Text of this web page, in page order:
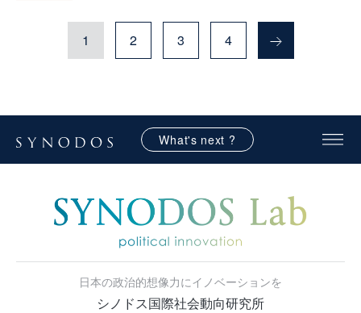
1 2 3 4
What's next ?
日本の政治的想像力にイノベーションを
シノドス国際社会動向研究所